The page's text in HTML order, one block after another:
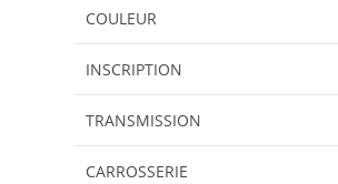
COULEUR
INSCRIPTION
TRANSMISSION
CARROSSERIE